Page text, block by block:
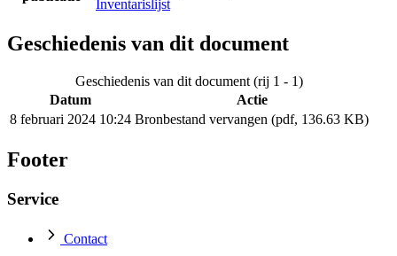
Inventarislijst
Geschiedenis van dit document
Geschiedenis van dit document (rij 1 - 1)
Datum
Actie
8 februari 2024 10:24 Bronbestand vervangen (pdf, 136.63 KB)
Footer
Service
Contact